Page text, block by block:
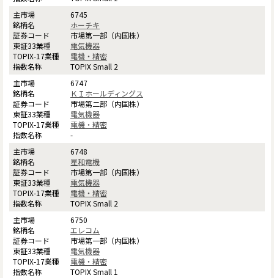
6745
ホーチキ
市場第一部（内国株）
電気機器
電機・精密
TOPIX Small 2
6747
ＫＩホールディングス
市場第二部（内国株）
電気機器
電機・精密
-
6748
星和電機
市場第一部（内国株）
電気機器
電機・精密
TOPIX Small 2
6750
エレコム
市場第一部（内国株）
電気機器
電機・精密
TOPIX Small 1